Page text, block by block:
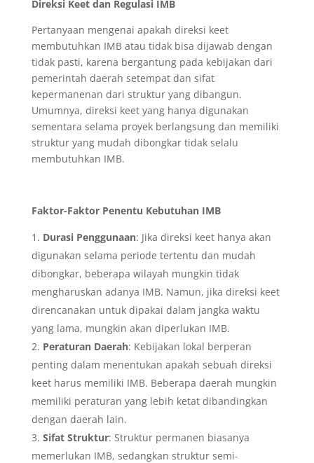
Direksi Keet dan Regulasi IMB
Pertanyaan mengenai apakah direksi keet
membutuhkan IMB atau tidak bisa dijawab dengan
tidak pasti, karena bergantung pada kebijakan dari
pemerintah daerah setempat dan sifat
kepermanenan dari struktur yang dibangun.
Umumnya, direksi keet yang hanya digunakan
sementara selama proyek berlangsung dan memiliki
struktur yang mudah dibongkar tidak selalu
membutuhkan IMB.
Faktor-Faktor Penentu Kebutuhan IMB
Durasi Penggunaan: Jika direksi keet hanya akan
digunakan selama periode tertentu dan mudah
dibongkar, beberapa wilayah mungkin tidak
mengharuskan adanya IMB. Namun, jika direksi keet
direncanakan untuk dipakai dalam jangka waktu
yang lama, mungkin akan diperlukan IMB.
Peraturan Daerah: Kebijakan lokal berperan
penting dalam menentukan apakah sebuah direksi
keet harus memiliki IMB. Beberapa daerah mungkin
memiliki peraturan yang lebih ketat dibandingkan
dengan daerah lain.
Sifat Struktur: Struktur permanen biasanya
memerlukan IMB, sedangkan struktur semi-